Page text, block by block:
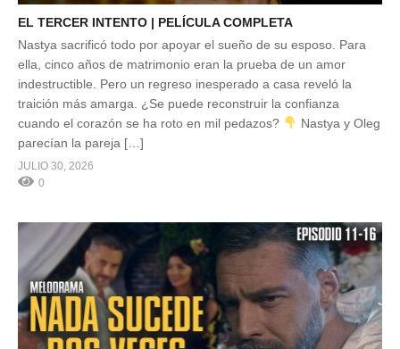
EL TERCER INTENTO | PELÍCULA COMPLETA
Nastya sacrificó todo por apoyar el sueño de su esposo. Para
ella, cinco años de matrimonio eran la prueba de un amor
indestructible. Pero un regreso inesperado a casa reveló la
traición más amarga. ¿Se puede reconstruir la confianza
cuando el corazón se ha roto en mil pedazos?
Nastya y Oleg
parecían la pareja […]
JULIO 30, 2026
0